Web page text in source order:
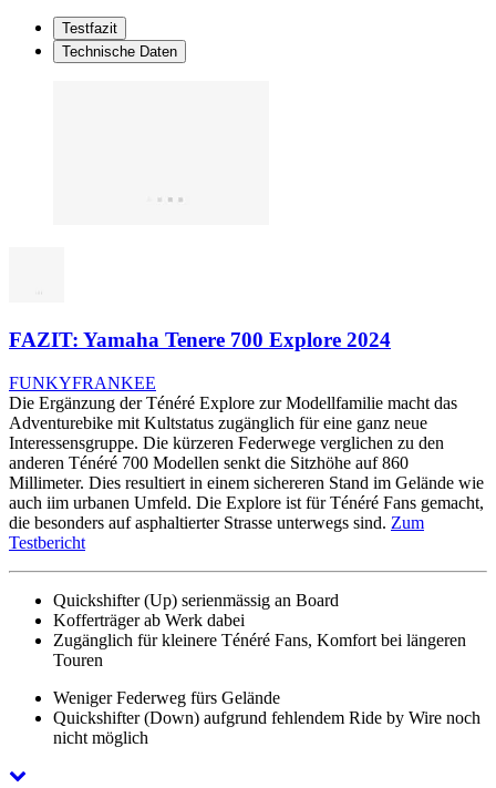
Testfazit
Technische Daten
FAZIT: Yamaha Tenere 700 Explore 2024
FUNKYFRANKEE
Die Ergänzung der Ténéré Explore zur Modellfamilie macht das
Adventurebike mit Kultstatus zugänglich für eine ganz neue
Interessensgruppe. Die kürzeren Federwege verglichen zu den
anderen Ténéré 700 Modellen senkt die Sitzhöhe auf 860
Millimeter. Dies resultiert in einem sichereren Stand im Gelände wie
auch iim urbanen Umfeld. Die Explore ist für Ténéré Fans gemacht,
die besonders auf asphaltierter Strasse unterwegs sind. Zum
Testbericht
Quickshifter (Up) serienmässig an Board
Kofferträger ab Werk dabei
Zugänglich für kleinere Ténéré Fans, Komfort bei längeren
Touren
Weniger Federweg fürs Gelände
Quickshifter (Down) aufgrund fehlendem Ride by Wire noch
nicht möglich